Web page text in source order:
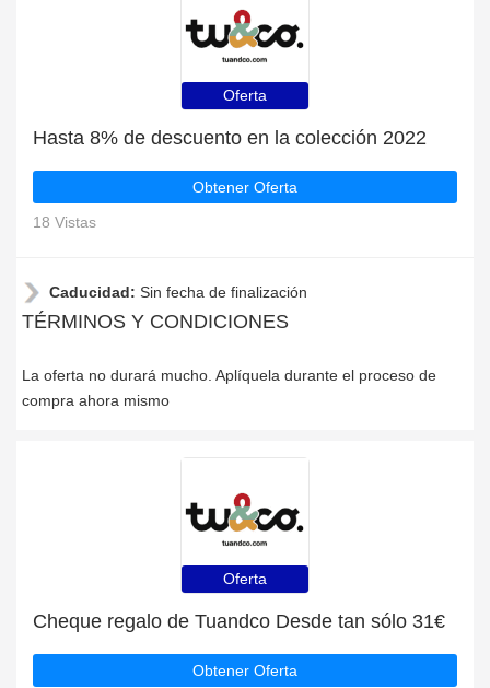
Oferta
Hasta 8% de descuento en la colección 2022
Obtener Oferta
18 Vistas
Caducidad: Sin fecha de finalización
TÉRMINOS Y CONDICIONES
La oferta no durará mucho. Aplíquela durante el proceso de
compra ahora mismo
Oferta
Cheque regalo de Tuandco Desde tan sólo 31€
Obtener Oferta